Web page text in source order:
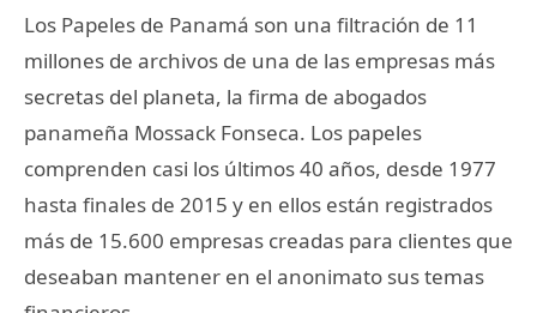
Los Papeles de Panamá son una filtración de 11
millones de archivos de una de las empresas más
secretas del planeta, la firma de abogados
panameña Mossack Fonseca. Los papeles
comprenden casi los últimos 40 años, desde 1977
hasta finales de 2015 y en ellos están registrados
más de 15.600 empresas creadas para clientes que
deseaban mantener en el anonimato sus temas